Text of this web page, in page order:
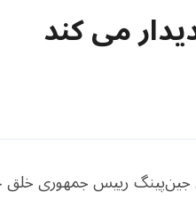
می کند
رییس جمهوری خلق